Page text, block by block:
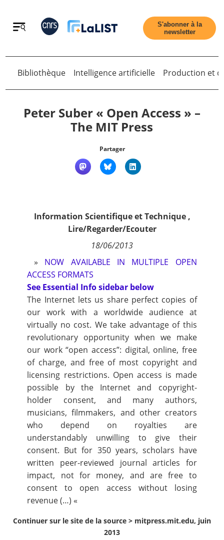
Retour
Nous suivre
S'abonner à la
newsletter
Retour
Bibliothèque Intelligence artificielle Production et
Peter Suber « Open Access » –
The MIT Press
Partager
Information Scientifique et Technique,
Lire/Regarder/Ecouter
18/06/2013
» NOW AVAILABLE IN MULTIPLE OPEN
ACCESS FORMATS
See Essential Info sidebar below
The Internet lets us share perfect copies of
our work with a worldwide audience at
virtually no cost. We take advantage of this
revolutionary opportunity when we make
our work “open access”: digital, online, free
of charge, and free of most copyright and
licensing restrictions. Open access is made
possible by the Internet and copyright-
holder consent, and many authors,
musicians, filmmakers, and other creators
who depend on royalties are
understandably unwilling to give their
consent. But for 350 years, scholars have
written peer-reviewed journal articles for
impact, not for money, and are free to
consent to open access without losing
revenue (…) «
Continuer sur le site de la source > mitpress.mit.edu, juin
2013